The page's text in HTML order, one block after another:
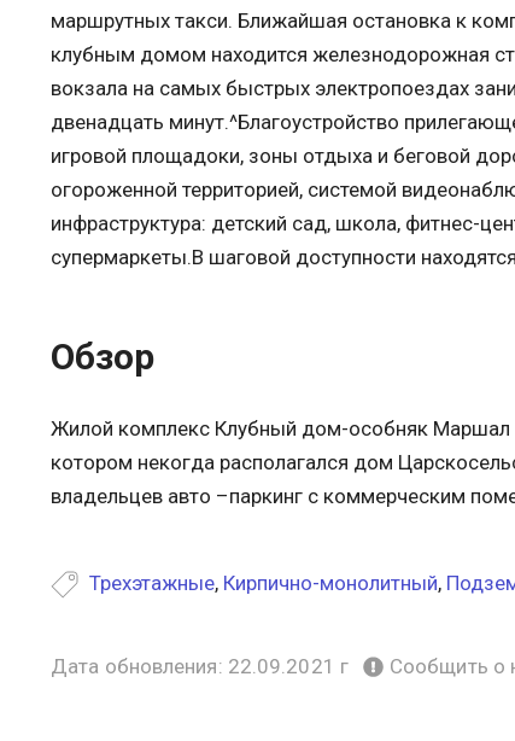
маршрутных такси. Ближайшая остановка к
клубным домом находится железнодорожная
вокзала на самых быстрых электропоездах
двенадцать минут.^Благоустройство
игровой площадоки, зоны отдыха и беговой
огороженной территорией, системой
инфраструктура: детский сад, школа, фитнес-
супермаркеты.В шаговой доступности
Обзор
Жилой комплекс Клубный дом-особняк Маршал
котором некогда располагался дом
владельцев авто –паркинг с коммерческим
Трехэтажные, Кирпично-монолитный,
Дата обновления: 22.09.2021 г Сообщить о